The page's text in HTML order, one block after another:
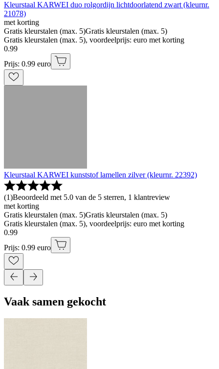
Kleurstaal KARWEI duo rolgordijn lichtdoorlatend zwart (kleurnr.
21078)
met korting
Gratis kleurstalen (max. 5)Gratis kleurstalen (max. 5)
Gratis kleurstalen (max. 5), voordeelprijs: euro met korting
0.99
Prijs: 0.99 euro
Kleurstaal KARWEI kunststof lamellen zilver (kleurnr. 22392)
(1)Beoordeeld met 5.0 van de 5 sterren, 1 klantreview
met korting
Gratis kleurstalen (max. 5)Gratis kleurstalen (max. 5)
Gratis kleurstalen (max. 5), voordeelprijs: euro met korting
0.99
Prijs: 0.99 euro
Vaak samen gekocht